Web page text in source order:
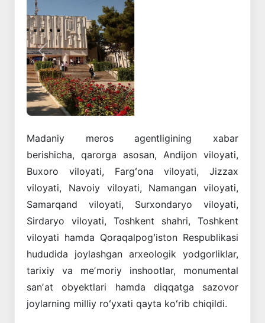
Oldingi
Madaniy meros agentligining xabar
berishicha, qarorga asosan, Andijon viloyati,
Buxoro viloyati, Fargʻona viloyati, Jizzax
viloyati, Navoiy viloyati, Namangan viloyati,
Samarqand viloyati, Surxondaryo viloyati,
Sirdaryo viloyati, Toshkent shahri, Toshkent
viloyati hamda Qoraqalpogʻiston Respublikasi
hududida joylashgan arxeologik yodgorliklar,
tarixiy va meʼmoriy inshootlar, monumental
sanʼat obyektlari hamda diqqatga sazovor
joylarning milliy roʻyxati qayta koʻrib chiqildi.